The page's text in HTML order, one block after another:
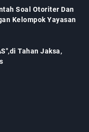
Soal Otoriter Dan
Kelompok Yayasan
Tahan Jaksa,